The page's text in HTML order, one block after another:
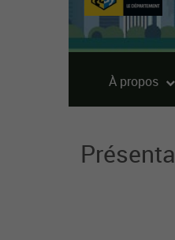
À propos